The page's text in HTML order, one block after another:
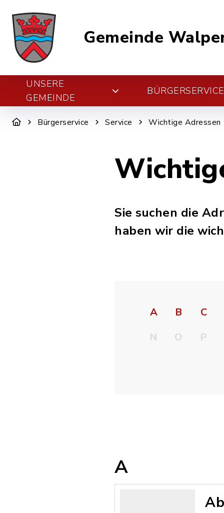
Gemeinde
UNSERE
GEMEINDE
BÜRGERSERVICE
Bürgerservice Service Wichtige Adressen
Sie suchen die
haben wir die
A B
C
N
O P
A